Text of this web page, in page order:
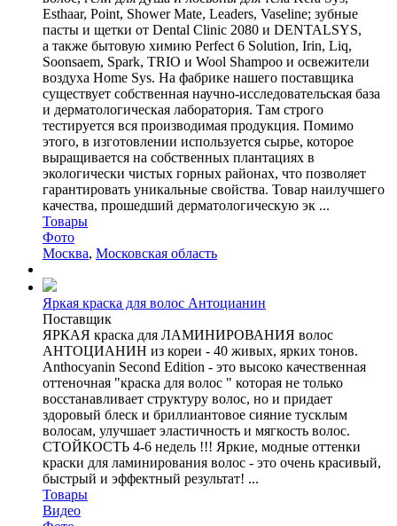
Esthaar, Point, Shower Mate, Leaders, Vaseline; зубные
пасты и щетки от Dental Clinic 2080 и DENTALSYS,
а также бытовую химию Perfect 6 Solution, Irin, Liq,
Soonsaem, Spark, TRIO и Wool Shampoo и освежители
воздуха Home Sys. На фабрике нашего поставщика
существует собственная научно-исследовательская база
и дерматологическая лаборатория. Там строго
тестируется вся производимая продукция. Помимо
этого, в изготовлении используется сырье, которое
выращивается на собственных плантациях в
экологически чистых горных районах, что позволяет
гарантировать уникальные свойства. Товар наилучшего
качества, прошедший дерматологическую эк ...
Товары
Фото
Москва, Московская область
Яркая краска для волос Антоцианин
Поставщик
ЯРКАЯ краска для ЛАМИНИРОВАНИЯ волос
АНТОЦИАНИН из кореи - 40 живых, ярких тонов.
Anthocyanin Second Edition - это высоко качественная
оттеночная "краска для волос " которая не только
восстанавливает структуру волос, но и придает
здоровый блеск и бриллиантовое сияние тусклым
волосам, улучшает эластичность и мягкость волос.
СТОЙКОСТЬ 4-6 недель !!! Яркие, модные оттенки
краски для ламинирования волос - это очень красивый,
быстрый и эффектный результат! ...
Товары
Видео